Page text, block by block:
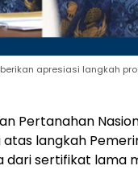
apresiasi langkah
Pertanahan
langkah
dari sertifikat lama